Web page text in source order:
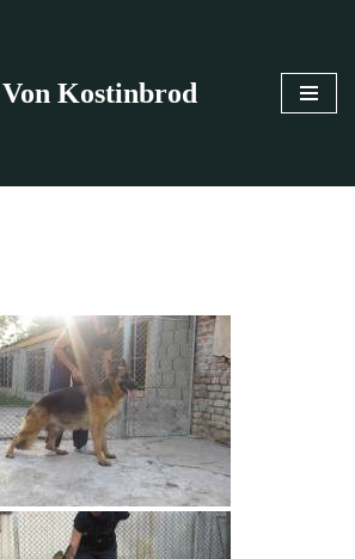
Von Kostinbrod